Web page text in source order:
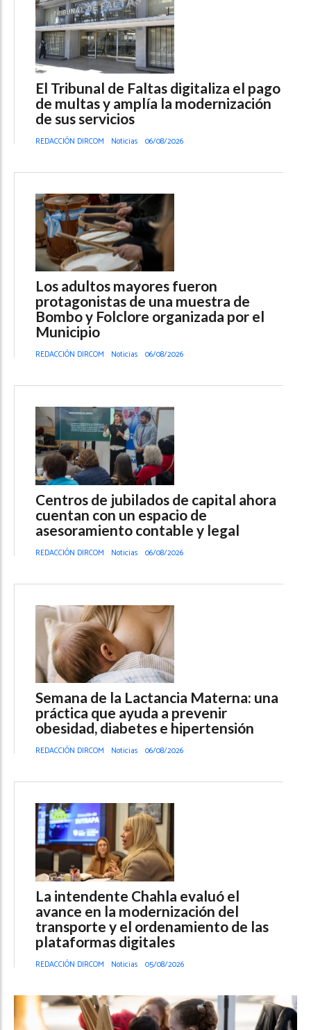
El Tribunal de Faltas digitaliza el pago
de multas y amplía la modernización
de sus servicios
REDACCIÓN DIRCOM Noticias 06/08/2026
Los adultos mayores fueron
protagonistas de una muestra de
Bombo y Folclore organizada por el
Municipio
REDACCIÓN DIRCOM Noticias 06/08/2026
Centros de jubilados de capital ahora
cuentan con un espacio de
asesoramiento contable y legal
REDACCIÓN DIRCOM Noticias 06/08/2026
Semana de la Lactancia Materna: una
práctica que ayuda a prevenir
obesidad, diabetes e hipertensión
REDACCIÓN DIRCOM Noticias 06/08/2026
La intendente Chahla evaluó el
avance en la modernización del
transporte y el ordenamiento de las
plataformas digitales
REDACCIÓN DIRCOM Noticias 05/08/2026